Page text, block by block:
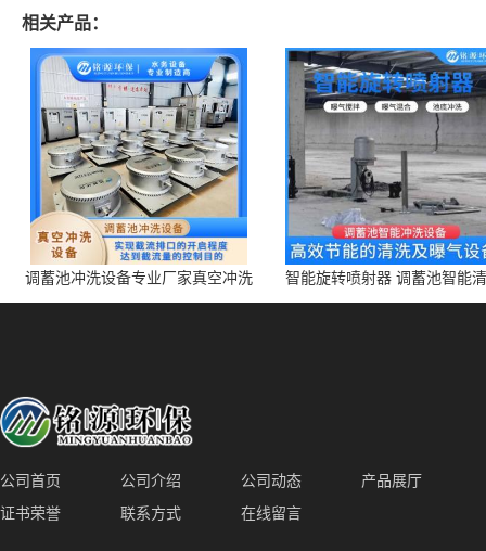
相关产品：
调蓄池冲洗设备专业厂家真空冲洗
装置厂家青岛铭源环保减少堵塞设
智能旋转喷射器 调蓄池智能
点对点面对面旋转清洗
公司首页 公司介绍 公司动态
产品展厅
证书荣誉
联系方式 在线留言